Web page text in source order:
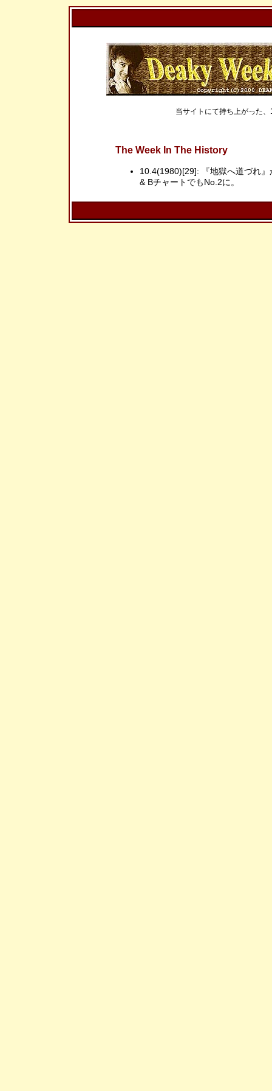
当サイトにて持ち上がった
The Week In The History
10.4(1980)[29]: 『地獄へ道づれ
& BチャートでもNo.2に。